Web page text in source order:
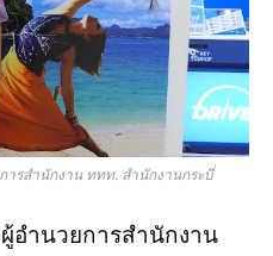
รสำนักงาน ททท. สำนักงานกระบี่
อำนวยการสำนักงาน